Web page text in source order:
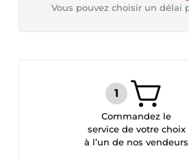
Vous pouvez choisir un délai
Commandez le
service de votre choix
à l’un de nos vendeurs